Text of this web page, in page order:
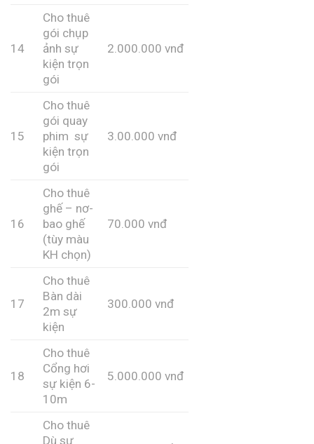
14
Cho thuê
gói chụp
ảnh sự
kiện trọn
gói
2.000.000 vnđ
15
Cho thuê
gói quay
phim sự
kiện trọn
gói
3.00.000 vnđ
16
Cho thuê
ghế – nơ-
bao ghế
(tùy màu
KH chọn)
70.000 vnđ
17
Cho thuê
Bàn dài
2m sự
kiện
300.000 vnđ
18
Cho thuê
Cổng hơi
sự kiện 6-
10m
5.000.000 vnđ
Cho thuê
Dù sự